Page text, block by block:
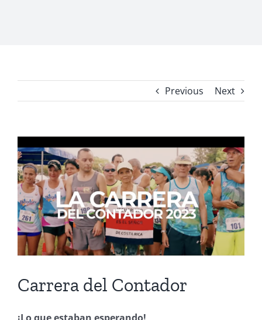
Previous Next
View
Larger
Image
Carrera del Contador